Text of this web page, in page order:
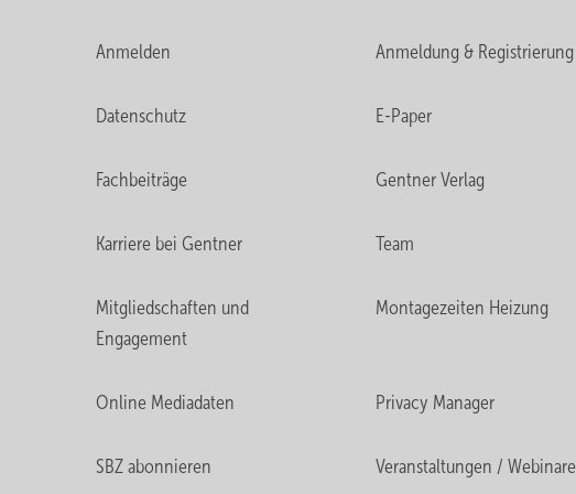
Anmelden Anmeldung & Registrierung
Datenschutz E-Paper
Fachbeiträge Gentner Verlag
Karriere bei Gentner Team
Mitgliedschaften und
Engagement
Montagezeiten Heizung
Online Mediadaten Privacy Manager
SBZ abonnieren Veranstaltungen / Webinare